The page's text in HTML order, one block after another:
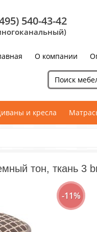
540-43-42
О компании
и кресла
тон, ткань 3
-11%